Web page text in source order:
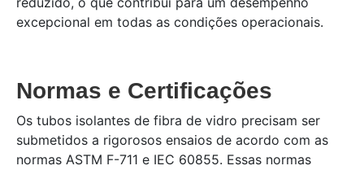
excepcional em todas as condições operacionais.
Normas e Certificações
Os tubos isolantes de fibra de vidro precisam ser
submetidos a rigorosos ensaios de acordo com as
normas ASTM F-711 e IEC 60855. Essas normas